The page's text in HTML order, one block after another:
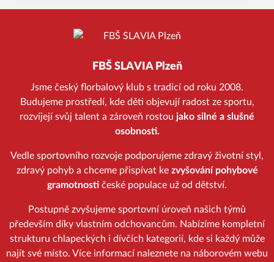
FBŠ SLAVIA Plzeň
Jsme český florbalový klub s tradicí od roku 2008.
Budujeme prostředí, kde děti objevují radost ze sportu,
rozvíjejí svůj talent a zároveň rostou jako silné a slušné
osobnosti.
Vedle sportovního rozvoje podporujeme zdravý životní styl,
zdravý pohyb a chceme přispívat kezvyšování pohybové
gramotnosti české populace už od dětství.
Postupně zvyšujeme sportovní úroveň našich týmů
především díky vlastním odchovancům. Nabízíme kompletní
strukturu chlapeckých i dívčích kategorií, kde si každý může
najít své místo. Více informací naleznete na náborovém webu